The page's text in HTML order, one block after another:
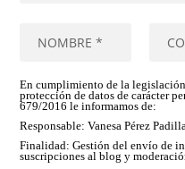
En cumplimiento de la
protección de datos de carácter
679/2016 le informamos de:
Responsable: Vanesa Pérez
Finalidad: Gestión del envío de
suscripciones al blog y